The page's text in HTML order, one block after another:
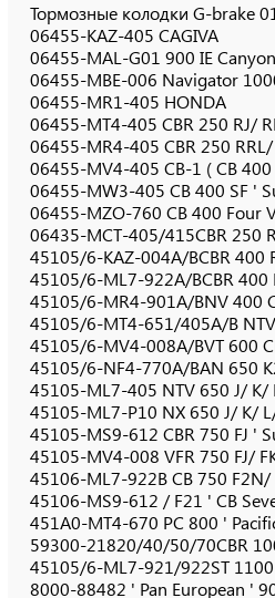
Тормозные колодки G-brake
06455-KAZ-405 CAGIVA
06455-MAL-G01 900 IE
06455-MBE-006 Navigator
06455-MR1-405 HONDA
06455-MT4-405 CBR 250 RJ/
06455-MR4-405 CBR 250
06455-MV4-405 CB-1 ( CB
06455-MW3-405 CB 400 SF '
06455-MZO-760 CB 400 Four
06435-MCT-405/415CBR 250
45105/6-KAZ-004A/BCBR 400
45105/6-ML7-922A/BCBR 400
45105/6-MR4-901A/BNV 400
45105/6-MT4-651/405A/B
45105/6-MV4-008A/BVT 600
45105/6-NF4-770A/BAN 650
45105-ML7-405 NTV 650 J/
45105-ML7-P10 NX 650 J/ K/
45105-MS9-612 CBR 750 FJ '
45105-MV4-008 VFR 750 FJ/
45106-ML7-922B CB 750 F2N/
45106-MS9-612 / F21 ' CB
451A0-MT4-670 PC 800 '
59300-21820/40/50/70CBR
45105/6-ML7-921/922ST
8000-88482 ' Pan European '